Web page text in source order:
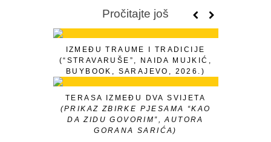
Pročitajte još
IZMEĐU TRAUME I TRADICIJE
(“STRAVARUŠE”, NAIDA MUJKIĆ,
BUYBOOK, SARAJEVO, 2026.)
TERASA IZMEĐU DVA SVIJETA
(PRIKAZ ZBIRKE PJESAMA “KAO
DA ZIDU GOVORIM”, AUTORA
GORANA SARIĆA)